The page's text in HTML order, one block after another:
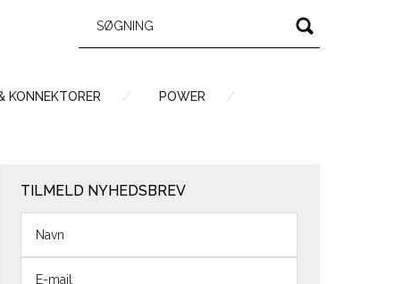
KONNEKTORER
POWER
TILMELD NYHEDSBREV